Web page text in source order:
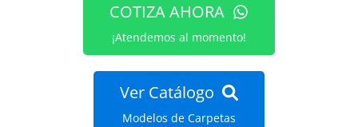
COTIZA AHORA
¡Atendemos al momento!
Ver Catálogo
Modelos de Carpetas